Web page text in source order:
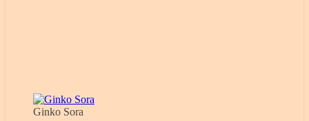
Ginko Sora